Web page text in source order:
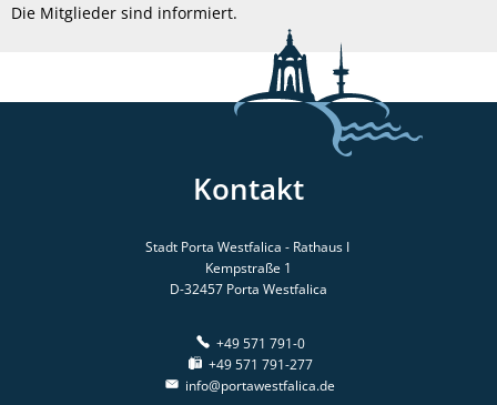
Die Mitglieder sind informiert.
Kontakt
Stadt Porta Westfalica - Rathaus I
Kempstraße 1
D-32457 Porta Westfalica
+49 571 791-0
+49 571 791-277
info@portawestfalica.de